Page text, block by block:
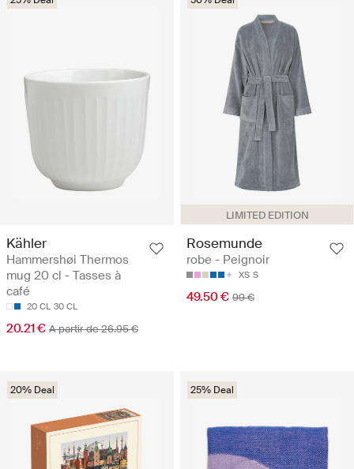
Kähler
Hammershøi Thermos
mug 20 cl - Tasses à
café
20 CL 30 CL
20.21 € A partir de 26.95 €
LIMITED EDITION
Rosemunde
robe - Peignoir
XS S
49.50 € 99 €
20% Deal 25% Deal